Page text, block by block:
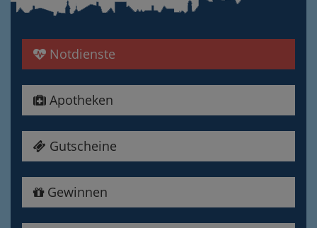
Notdienste
Apotheken
Gutscheine
Gewinnen